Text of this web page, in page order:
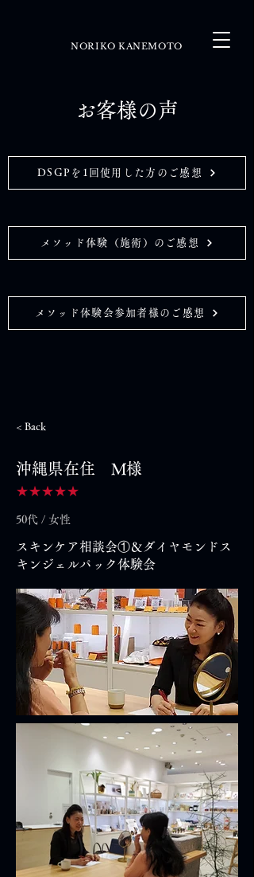
NORIKO KANEMOTO
お客様の声
DSGPを1回使用した方のご感想
メソッド体験（施術）のご感想
メソッド体験会参加者様のご感想
< Back
沖縄県在住 M様
★★★★★
50代 / 女性
スキンケア相談会①＆ダイヤモンドス
キンジェルパック体験会